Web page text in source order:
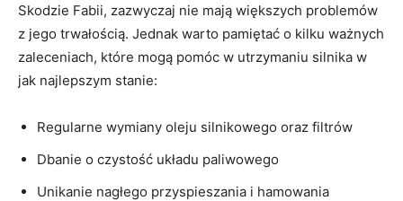
Skodzie Fabii, zazwyczaj nie mają ⁣większych problemów
z jego trwałością.​ Jednak warto pamiętać o kilku ważnych
zaleceniach, które⁣ mogą pomóc w ⁣utrzymaniu silnika w
jak najlepszym stanie:
Regularne ‌wymiany oleju silnikowego ‌oraz filtrów
Dbanie o czystość układu‍ paliwowego
Unikanie⁤ nagłego⁣ przyspieszania i hamowania